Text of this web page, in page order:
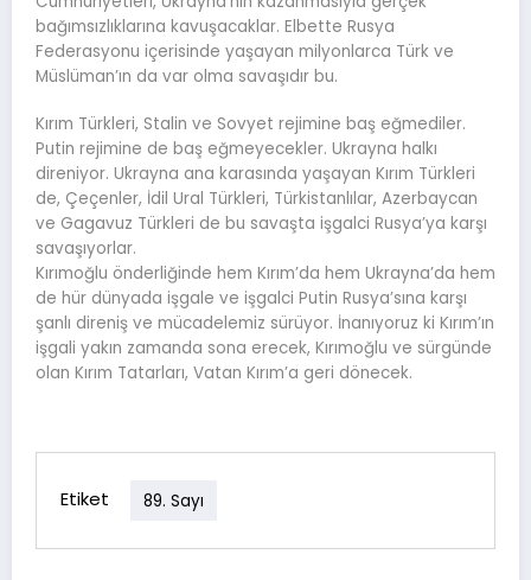
bağımsızlıklarına kavuşacaklar. Elbette Rusya
Federasyonu içerisinde yaşayan milyonlarca Türk ve
Müslüman’ın da var olma savaşıdır bu.
Kırım Türkleri, Stalin ve Sovyet rejimine baş eğmediler.
Putin rejimine de baş eğmeyecekler. Ukrayna halkı
direniyor. Ukrayna ana karasında yaşayan Kırım Türkleri
de, Çeçenler, İdil Ural Türkleri, Türkistanlılar, Azerbaycan
ve Gagavuz Türkleri de bu savaşta işgalci Rusya’ya karşı
savaşıyorlar.
Kırımoğlu önderliğinde hem Kırım’da hem Ukrayna’da hem
de hür dünyada işgale ve işgalci Putin Rusya’sına karşı
şanlı direniş ve mücadelemiz sürüyor. İnanıyoruz ki Kırım’ın
işgali yakın zamanda sona erecek, Kırımoğlu ve sürgünde
olan Kırım Tatarları, Vatan Kırım’a geri dönecek.
Etiket 89. Sayı